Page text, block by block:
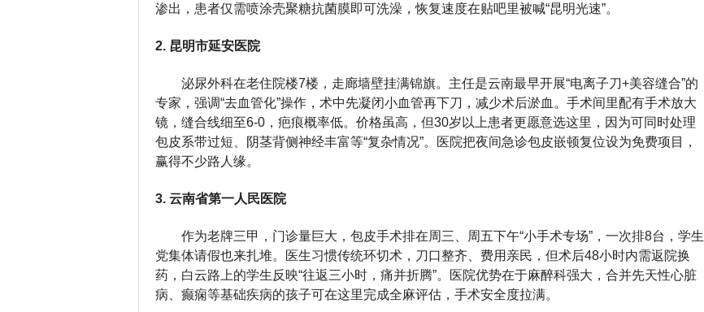
渗出，患者仅需喷涂壳聚糖抗菌膜即可洗澡，恢复速度在贴吧里被喊“昆明光速”。
2. 昆明市延安医院
泌尿外科在老住院楼7楼，走廊墙壁挂满锦旗。主任是云南最早开展“电离子刀+美容缝合”的
专家，强调“去血管化”操作，术中先凝闭小血管再下刀，减少术后淤血。手术间里配有手术放大
镜，缝合线细至6-0，疤痕概率低。价格虽高，但30岁以上患者更愿意选这里，因为可同时处理
包皮系带过短、阴茎背侧神经丰富等“复杂情况”。医院把夜间急诊包皮嵌顿复位设为免费项目，
赢得不少路人缘。
3. 云南省第一人民医院
作为老牌三甲，门诊量巨大，包皮手术排在周三、周五下午“小手术专场”，一次排8台，学生
党集体请假也来扎堆。医生习惯传统环切术，刀口整齐、费用亲民，但术后48小时内需返院换
药，白云路上的学生反映“往返三小时，痛并折腾”。医院优势在于麻醉科强大，合并先天性心脏
病、癫痫等基础疾病的孩子可在这里完成全麻评估，手术安全度拉满。